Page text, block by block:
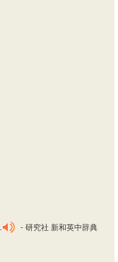
- 研究社 新和英中辞典